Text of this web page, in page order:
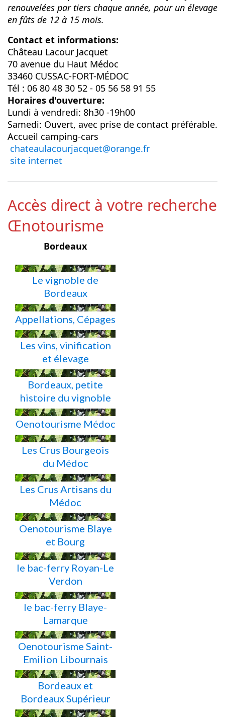
renouvelées par tiers chaque année, pour un élevage
en fûts de 12 à 15 mois.
Contact et informations:
Château Lacour Jacquet
70 avenue du Haut Médoc
33460 CUSSAC-FORT-MÉDOC
Tél : 06 80 48 30 52 - 05 56 58 91 55
Horaires d'ouverture:
Lundi à vendredi: 8h30 -19h00
Samedi: Ouvert, avec prise de contact préférable.
Accueil camping-cars
chateaulacourjacquet@orange.fr
site internet
Accès direct à votre recherche
Œnotourisme
Bordeaux
Le vignoble de
Bordeaux
Appellations, Cépages
Les vins, vinification
et élevage
Bordeaux, petite
histoire du vignoble
Oenotourisme Médoc
Les Crus Bourgeois
du Médoc
Les Crus Artisans du
Médoc
Oenotourisme Blaye
et Bourg
le bac-ferry Royan-Le
Verdon
le bac-ferry Blaye-
Lamarque
Oenotourisme Saint-
Emilion Libournais
Bordeaux et
Bordeaux Supérieur